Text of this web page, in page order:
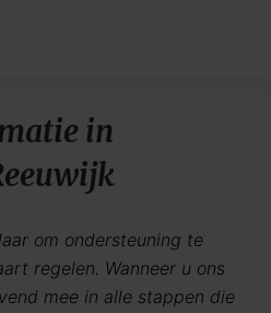
in
om ondersteuning te
regelen. Wanneer u ons
mee in alle stappen die